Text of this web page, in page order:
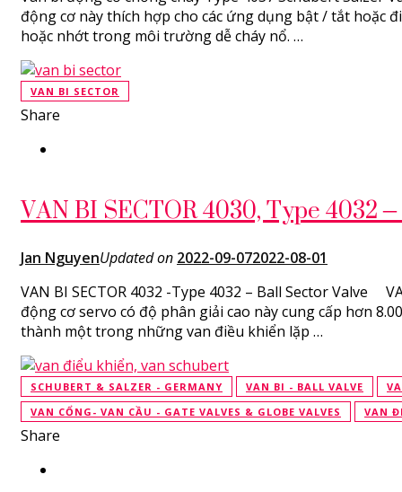
động cơ này thích hợp cho các ứng dụng bật / tắt
hoặc nhớt trong môi trường dễ cháy nổ. …
VAN BI SECTOR
Share
VAN BI SECTOR 4030, Type 4032
Jan NguyenUpdated on 2022-09-072022-08-01
VAN BI SECTOR 4032 -Type 4032 – Ball Sector Valve
động cơ servo có độ phân giải cao này cung cấp hơn
thành một trong những van điều khiển lặp …
SCHUBERT & SALZER - GERMANY VAN BI - BALL VALVE
VAN CỔNG- VAN CẦU - GATE VALVES & GLOBE VALVES
VAN
Share